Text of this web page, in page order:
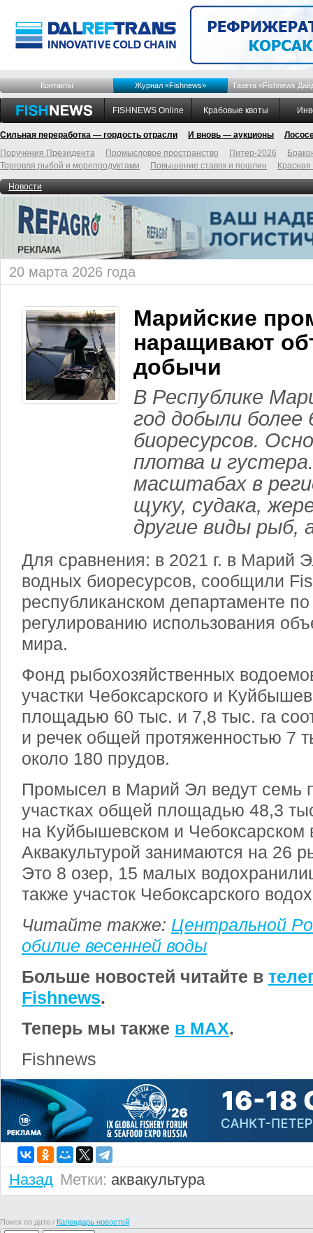
Контакты Журнал «Fishnews» Газета «Fishnews
FISHNEWS Online Крабовые квоты
Сильная переработка — гордость отрасли И вновь — аукционы
Поручения Президента
Промысловое пространство Питер-2026
Торговля рыбой и морепродуктами
Повышение ставок и пошлин
Новости
20 марта 2026 года
Марийские
наращивают
добычи
В Республике
год добыли
биоресурсов.
плотва и
масштабах в
щуку, судака,
другие виды рыб,
Для сравнения: в 2021 г. в Марий
водных биоресурсов, сообщили
республиканском департаменте
регулированию использования
мира.
Фонд рыбохозяйственных
участки Чебоксарского и
площадью 60 тыс. и 7,8 тыс. га
и речек общей протяженностью 7
около 180 прудов.
Промысел в Марий Эл ведут семь
участках общей площадью 48,3
на Куйбышевском и Чебоксарском
Аквакультурой занимаются на 26
Это 8 озер, 15 малых
также участок Чебоксарского
Читайте также: Центральной
обилие весенней воды
Больше новостей читайте в
Fishnews.
Теперь мы также в MAX.
Fishnews
Назад Метки: аквакультура
Поиск по дате / Календарь новостей